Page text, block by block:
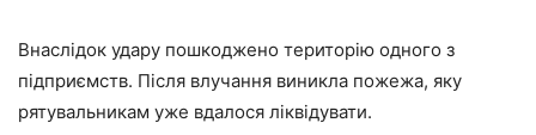
Внаслідок удару пошкоджено територію одного з
підприємств. Після влучання виникла пожежа, яку
рятувальникам уже вдалося ліквідувати.